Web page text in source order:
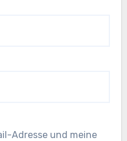
Adresse und meine